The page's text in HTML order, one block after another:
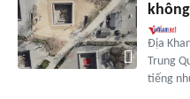
Địa
Trung
tiếng